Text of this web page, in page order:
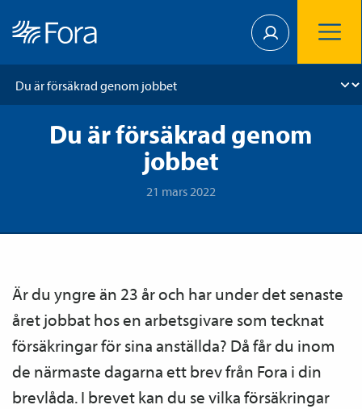
Du är försäkrad genom
jobbet
21 mars 2022
Är du yngre än 23 år och har under det senaste
året jobbat hos en arbetsgivare som tecknat
försäkringar för sina anställda? Då får du inom
de närmaste dagarna ett brev från Fora i din
brevlåda. I brevet kan du se vilka försäkringar